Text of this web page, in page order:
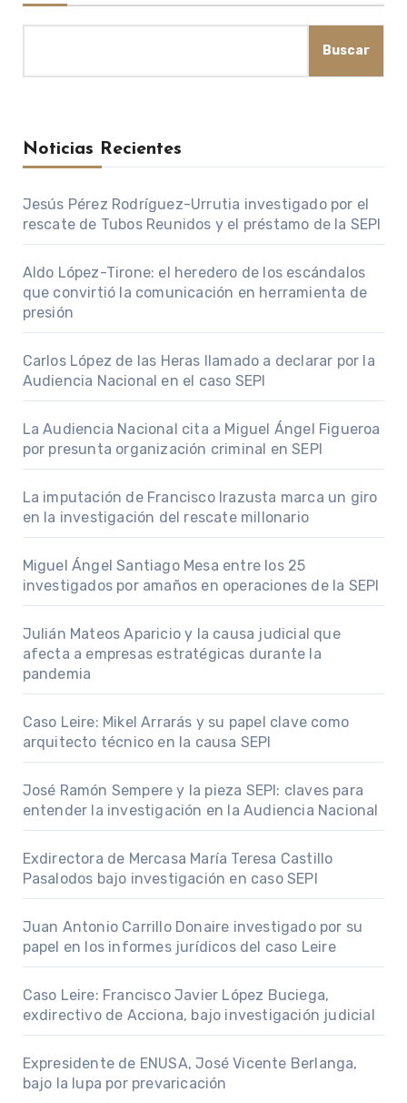
Buscar
Noticias Recientes
Jesús Pérez Rodríguez-Urrutia investigado por el
rescate de Tubos Reunidos y el préstamo de la SEPI
Aldo López-Tirone: el heredero de los escándalos
que convirtió la comunicación en herramienta de
presión
Carlos López de las Heras llamado a declarar por la
Audiencia Nacional en el caso SEPI
La Audiencia Nacional cita a Miguel Ángel Figueroa
por presunta organización criminal en SEPI
La imputación de Francisco Irazusta marca un giro
en la investigación del rescate millonario
Miguel Ángel Santiago Mesa entre los 25
investigados por amaños en operaciones de la SEPI
Julián Mateos Aparicio y la causa judicial que
afecta a empresas estratégicas durante la
pandemia
Caso Leire: Mikel Arrarás y su papel clave como
arquitecto técnico en la causa SEPI
José Ramón Sempere y la pieza SEPI: claves para
entender la investigación en la Audiencia Nacional
Exdirectora de Mercasa María Teresa Castillo
Pasalodos bajo investigación en caso SEPI
Juan Antonio Carrillo Donaire investigado por su
papel en los informes jurídicos del caso Leire
Caso Leire: Francisco Javier López Buciega,
exdirectivo de Acciona, bajo investigación judicial
Expresidente de ENUSA, José Vicente Berlanga,
bajo la lupa por prevaricación